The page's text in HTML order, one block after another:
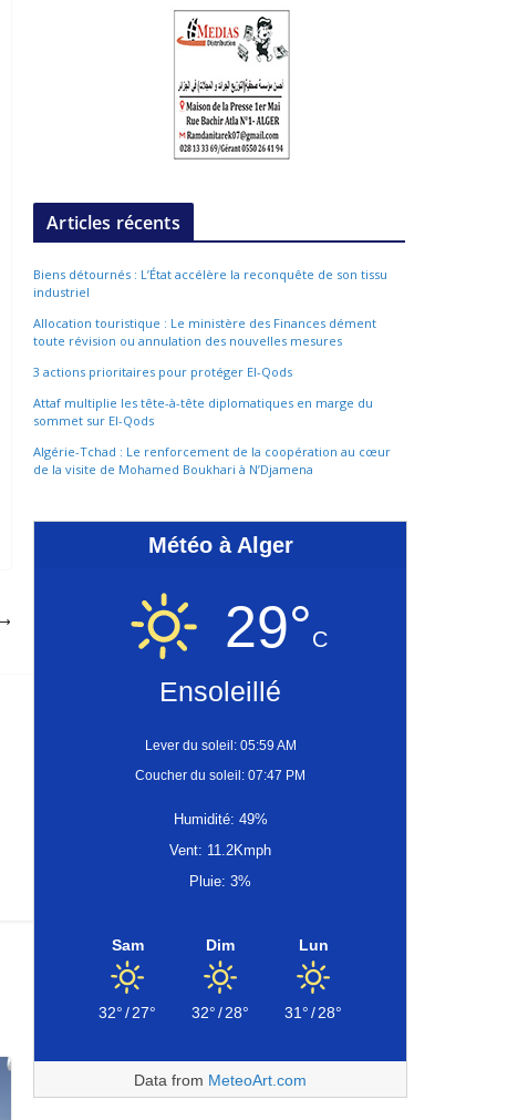
Articles récents
Biens détournés : L’État accélère la reconquête de son tissu
industriel
Allocation touristique : Le ministère des Finances dément
toute révision ou annulation des nouvelles mesures
3 actions prioritaires pour protéger El-Qods
Attaf multiplie les tête-à-tête diplomatiques en marge du
sommet sur El-Qods
Algérie-Tchad : Le renforcement de la coopération au cœur
de la visite de Mohamed Boukhari à N’Djamena
Météo à Alger
29°C
Ensoleillé
Lever du soleil: 05:59 AM
Coucher du soleil: 07:47 PM
Humidité: 49%
Vent: 11.2Kmph
Pluie: 3%
Sam
32°/27°
Dim
32°/28°
Lun
31°/28°
Data from MeteoArt.com